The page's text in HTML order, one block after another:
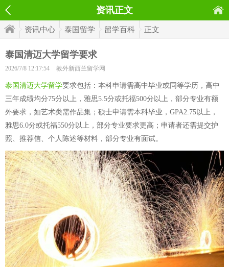
资讯正文
资讯中心 泰国留学 留学百科 正文
泰国清迈大学留学要求
2026/7/8 12:17:54 教外新西兰留学网
泰国清迈大学留学要求包括：本科申请需高中毕业或同等学历，高中
三年成绩均分75分以上，雅思5.5分或托福500分以上，部分专业有额
外要求，如艺术类需作品集；硕士申请需本科毕业，GPA2.75以上，
雅思6.0分或托福550分以上，部分专业要求更高；申请者还需提交护
照、推荐信、个人陈述等材料，部分专业有面试。